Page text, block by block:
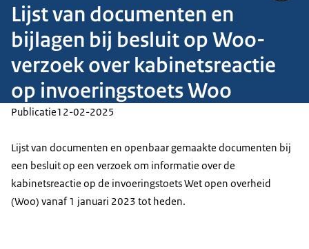
Lijst van documenten en
bijlagen bij besluit op Woo-
verzoek over kabinetsreactie
op invoeringstoets Woo
Publicatie12-02-2025
Lijst van documenten en openbaar gemaakte documenten bij
een besluit op een verzoek om informatie over de
kabinetsreactie op de invoeringstoets Wet open overheid
(Woo) vanaf 1 januari 2023 tot heden.